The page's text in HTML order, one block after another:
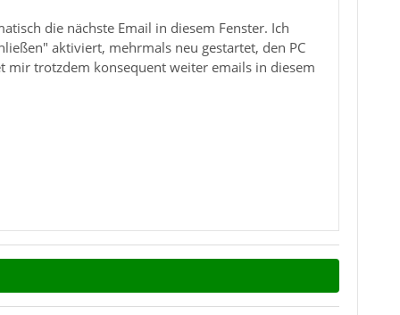
die nächste Email in diesem Fenster. Ich
aktiviert, mehrmals neu gestartet, den PC
mir trotzdem konsequent weiter emails in diesem